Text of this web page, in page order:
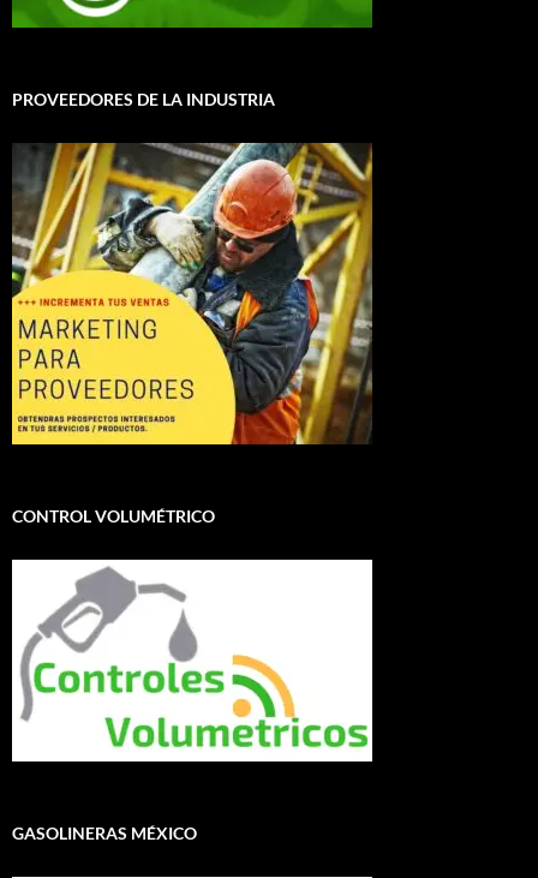
PROVEEDORES DE LA INDUSTRIA
CONTROL VOLUMÉTRICO
GASOLINERAS MÉXICO